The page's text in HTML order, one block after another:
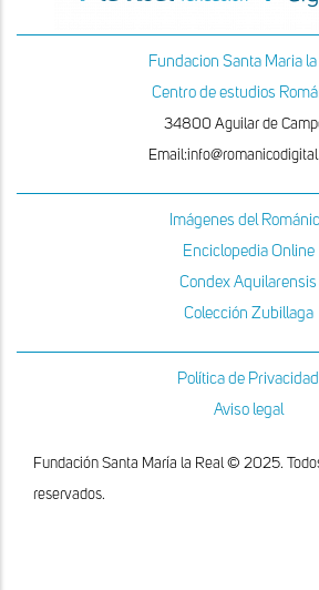
Fundacion Santa Maria la
Centro de estudios
34800 Aguilar de
Imágenes del
Enciclopedia Online
Condex Aquilarensis
Colección Zubillaga
Política de Privacidad
Aviso legal
Fundación Santa María la Real © 2025.
reservados.